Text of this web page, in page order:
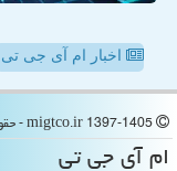
اخبار ام آی جی تی
ام آی جی تی